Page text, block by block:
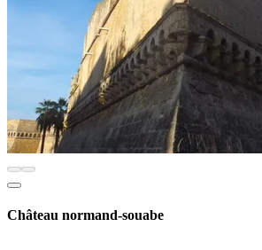
Château normand-souabe